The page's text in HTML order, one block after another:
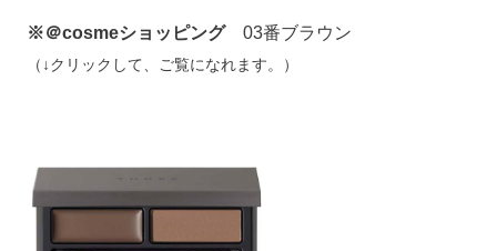
※＠cosmeショッピング 03番ブラウン
（↓クリックして、ご覧になれます。）